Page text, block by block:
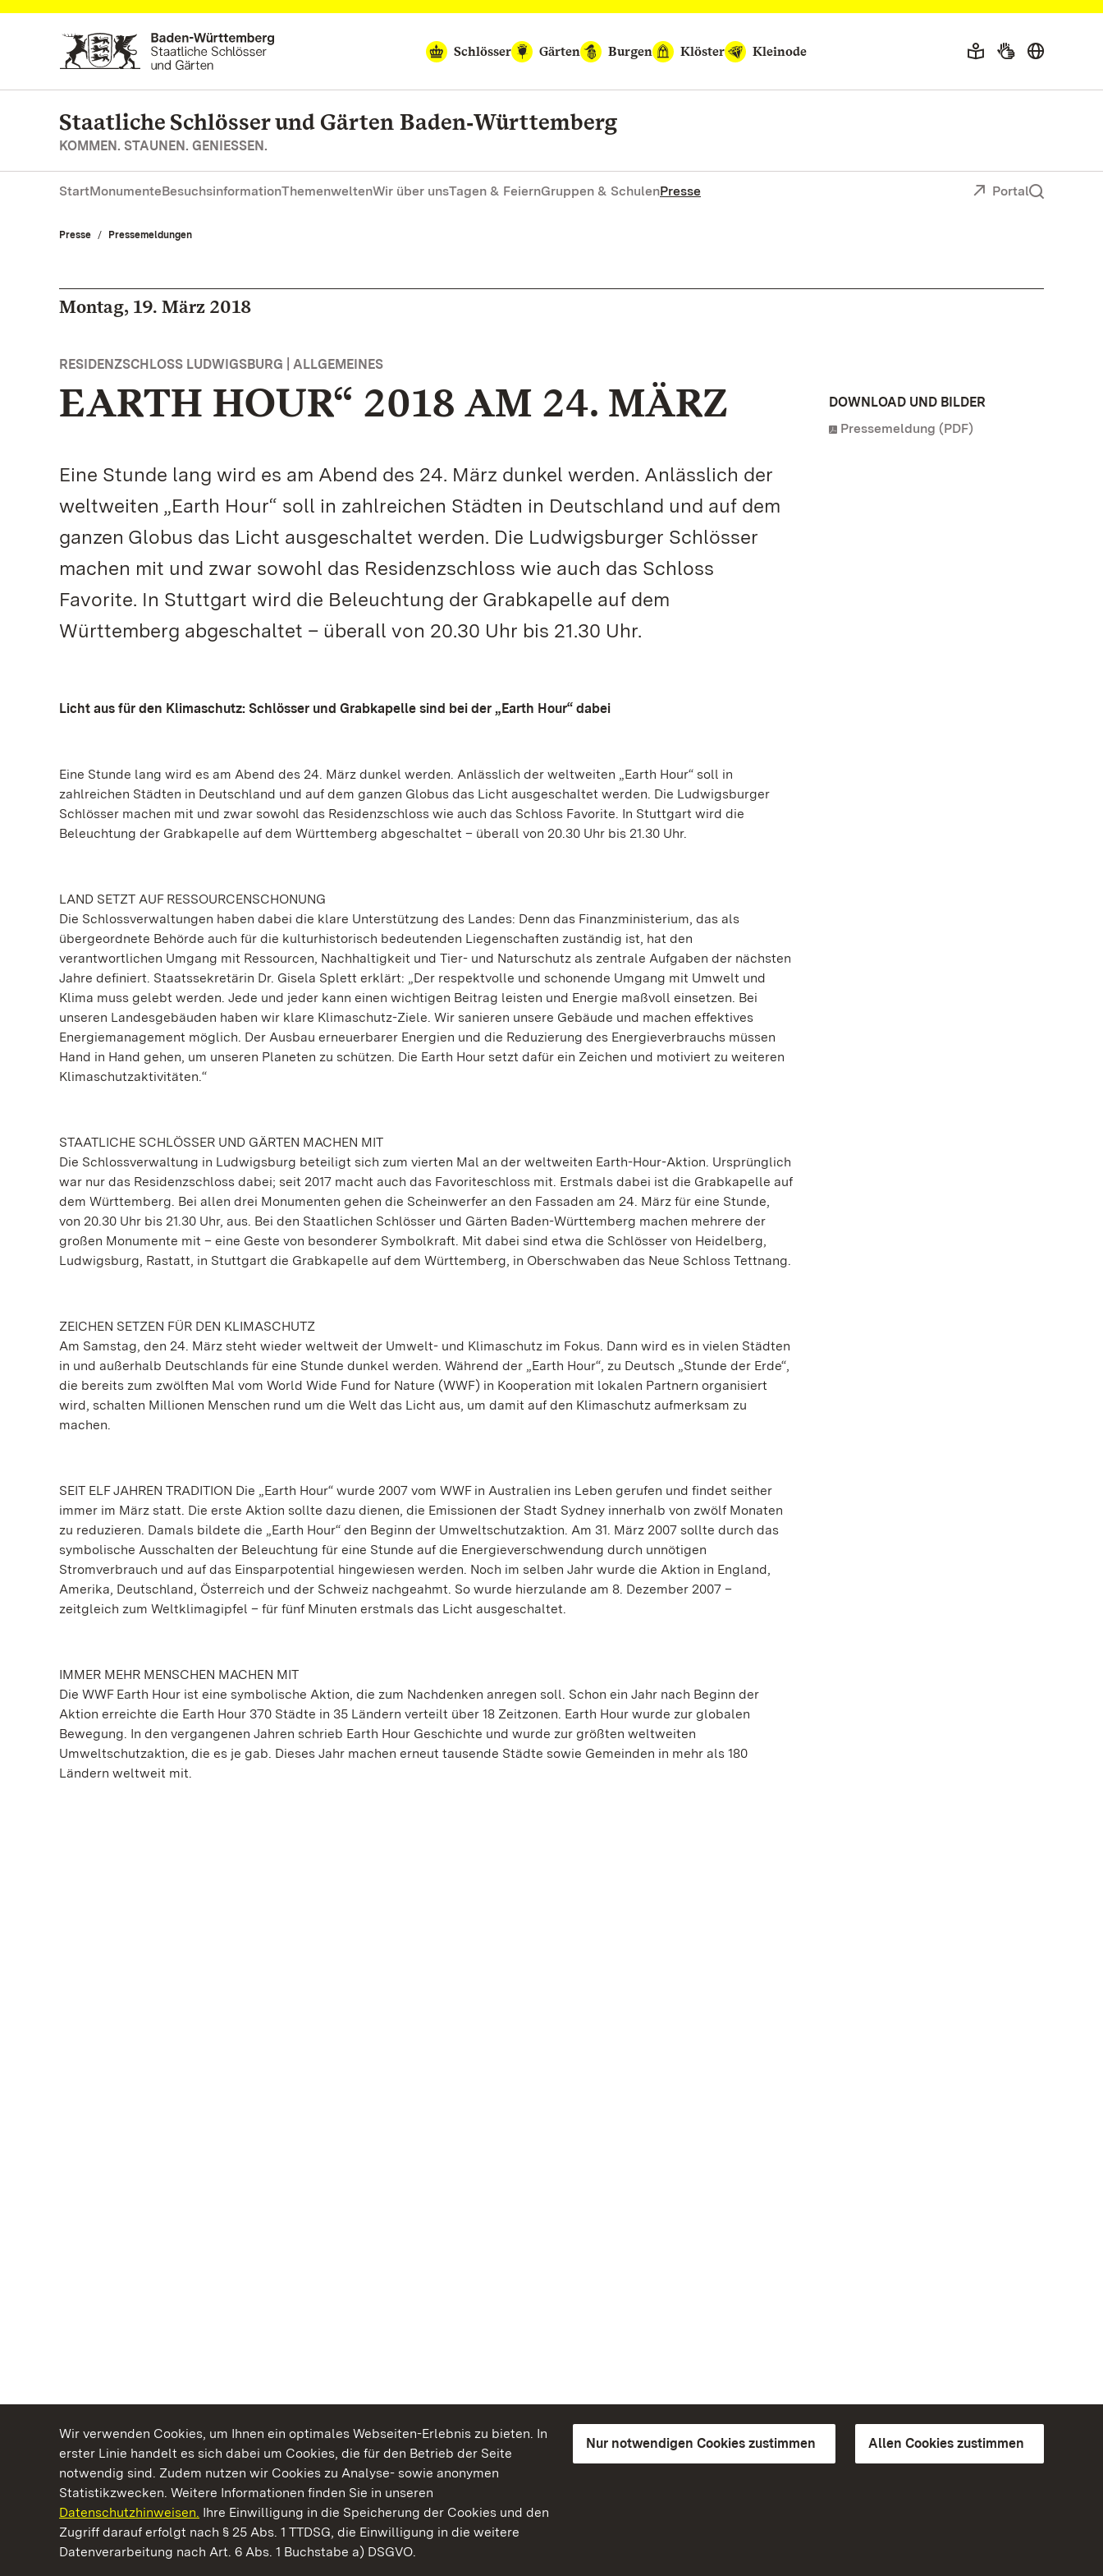
Wir verwenden Cookies, um Ihnen ein optimales Webseiten-Erlebnis zu bieten. In
erster Linie handelt es sich dabei um Cookies, die für den Betrieb der Seite
notwendig sind. Zudem nutzen wir Cookies zu Analyse- sowie anonymen
Statistikzwecken. Weitere Informationen finden Sie in unseren
Datenschutzhinweisen. Ihre Einwilligung in die Speicherung der Cookies und den
Zugriff darauf erfolgt nach § 25 Abs. 1 TTDSG, die Einwilligung in die weitere
Datenverarbeitung nach Art. 6 Abs. 1 Buchstabe a) DSGVO.
Nur notwendigen Cookies zustimmen Allen Cookies zustimmen
Zum Hauptinhalt springen
Schlösser
Gärten Burgen Klöster Kleinode
Staatliche Schlösser und Gärten Baden‑Württemberg
KOMMEN. STAUNEN. GENIESSEN.
StartMonumenteBesuchsinformationThemenweltenWir über unsTagen & FeiernGruppen & SchulenPresse Portal
Presse Pressemeldungen
Montag, 19. März 2018
RESIDENZSCHLOSS LUDWIGSBURG | ALLGEMEINES
EARTH HOUR“ 2018 AM 24. MÄRZ
Eine Stunde lang wird es am Abend des 24. März dunkel werden. Anlässlich der
weltweiten „Earth Hour“ soll in zahlreichen Städten in Deutschland und auf dem
ganzen Globus das Licht ausgeschaltet werden. Die Ludwigsburger Schlösser
machen mit und zwar sowohl das Residenzschloss wie auch das Schloss
Favorite. In Stuttgart wird die Beleuchtung der Grabkapelle auf dem
Württemberg abgeschaltet – überall von 20.30 Uhr bis 21.30 Uhr.
Licht aus für den Klimaschutz: Schlösser und Grabkapelle sind bei der „Earth Hour“ dabei
Eine Stunde lang wird es am Abend des 24. März dunkel werden. Anlässlich der weltweiten „Earth Hour“ soll in
zahlreichen Städten in Deutschland und auf dem ganzen Globus das Licht ausgeschaltet werden. Die Ludwigsburger
Schlösser machen mit und zwar sowohl das Residenzschloss wie auch das Schloss Favorite. In Stuttgart wird die
Beleuchtung der Grabkapelle auf dem Württemberg abgeschaltet – überall von 20.30 Uhr bis 21.30 Uhr.
LAND SETZT AUF RESSOURCENSCHONUNG
Die Schlossverwaltungen haben dabei die klare Unterstützung des Landes: Denn das Finanzministerium, das als
übergeordnete Behörde auch für die kulturhistorisch bedeutenden Liegenschaften zuständig ist, hat den
verantwortlichen Umgang mit Ressourcen, Nachhaltigkeit und Tier- und Naturschutz als zentrale Aufgaben der nächsten
Jahre definiert. Staatssekretärin Dr. Gisela Splett erklärt: „Der respektvolle und schonende Umgang mit Umwelt und
Klima muss gelebt werden. Jede und jeder kann einen wichtigen Beitrag leisten und Energie maßvoll einsetzen. Bei
unseren Landesgebäuden haben wir klare Klimaschutz-Ziele. Wir sanieren unsere Gebäude und machen effektives
Energiemanagement möglich. Der Ausbau erneuerbarer Energien und die Reduzierung des Energieverbrauchs müssen
Hand in Hand gehen, um unseren Planeten zu schützen. Die Earth Hour setzt dafür ein Zeichen und motiviert zu weiteren
Klimaschutzaktivitäten.“
STAATLICHE SCHLÖSSER UND GÄRTEN MACHEN MIT
Die Schlossverwaltung in Ludwigsburg beteiligt sich zum vierten Mal an der weltweiten Earth-Hour-Aktion. Ursprünglich
war nur das Residenzschloss dabei; seit 2017 macht auch das Favoriteschloss mit. Erstmals dabei ist die Grabkapelle auf
dem Württemberg. Bei allen drei Monumenten gehen die Scheinwerfer an den Fassaden am 24. März für eine Stunde,
von 20.30 Uhr bis 21.30 Uhr, aus. Bei den Staatlichen Schlösser und Gärten Baden-Württemberg machen mehrere der
großen Monumente mit – eine Geste von besonderer Symbolkraft. Mit dabei sind etwa die Schlösser von Heidelberg,
Ludwigsburg, Rastatt, in Stuttgart die Grabkapelle auf dem Württemberg, in Oberschwaben das Neue Schloss Tettnang.
ZEICHEN SETZEN FÜR DEN KLIMASCHUTZ
Am Samstag, den 24. März steht wieder weltweit der Umwelt- und Klimaschutz im Fokus. Dann wird es in vielen Städten
in und außerhalb Deutschlands für eine Stunde dunkel werden. Während der „Earth Hour“, zu Deutsch „Stunde der Erde“,
die bereits zum zwölften Mal vom World Wide Fund for Nature (WWF) in Kooperation mit lokalen Partnern organisiert
wird, schalten Millionen Menschen rund um die Welt das Licht aus, um damit auf den Klimaschutz aufmerksam zu
machen.
SEIT ELF JAHREN TRADITION Die „Earth Hour“ wurde 2007 vom WWF in Australien ins Leben gerufen und findet seither
immer im März statt. Die erste Aktion sollte dazu dienen, die Emissionen der Stadt Sydney innerhalb von zwölf Monaten
zu reduzieren. Damals bildete die „Earth Hour“ den Beginn der Umweltschutzaktion. Am 31. März 2007 sollte durch das
symbolische Ausschalten der Beleuchtung für eine Stunde auf die Energieverschwendung durch unnötigen
Stromverbrauch und auf das Einsparpotential hingewiesen werden. Noch im selben Jahr wurde die Aktion in England,
Amerika, Deutschland, Österreich und der Schweiz nachgeahmt. So wurde hierzulande am 8. Dezember 2007 –
zeitgleich zum Weltklimagipfel – für fünf Minuten erstmals das Licht ausgeschaltet.
IMMER MEHR MENSCHEN MACHEN MIT
Die WWF Earth Hour ist eine symbolische Aktion, die zum Nachdenken anregen soll. Schon ein Jahr nach Beginn der
Aktion erreichte die Earth Hour 370 Städte in 35 Ländern verteilt über 18 Zeitzonen. Earth Hour wurde zur globalen
Bewegung. In den vergangenen Jahren schrieb Earth Hour Geschichte und wurde zur größten weltweiten
Umweltschutzaktion, die es je gab. Dieses Jahr machen erneut tausende Städte sowie Gemeinden in mehr als 180
Ländern weltweit mit.
DOWNLOAD UND BILDER
Pressemeldung (PDF)
Kommen. Staunen. Genießen.